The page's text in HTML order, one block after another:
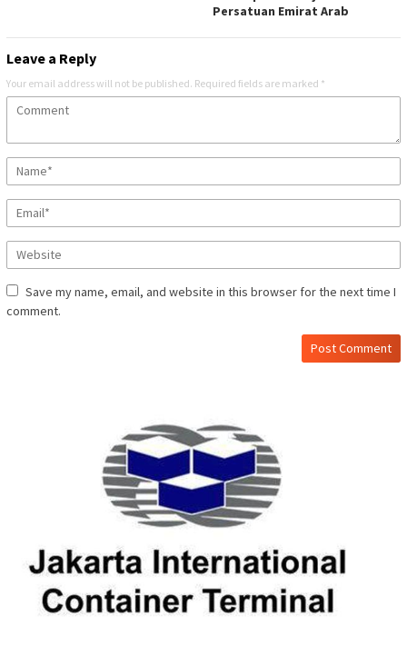
Persatuan Emirat Arab
Leave a Reply
Your email address will not be published. Required fields are marked *
Save my name, email, and website in this browser for the next time I
comment.